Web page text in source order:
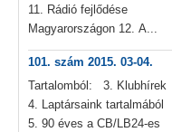
11. Rádió fejlődése
Magyarországon 12. A...
101. szám 2015. 03-04.
Tartalomból: 3. Klubhírek
4. Laptársaink tartalmából
5. 90 éves a CB/LB24-es